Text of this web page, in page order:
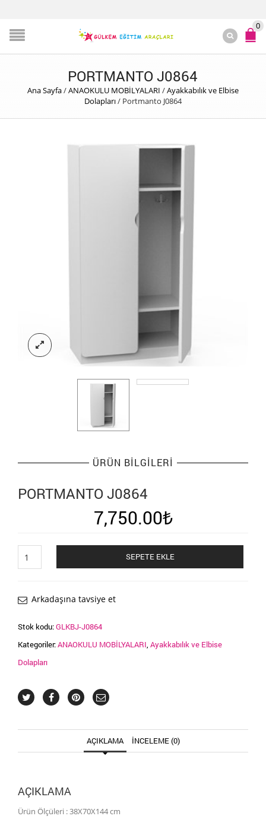
0
PORTMANTO J0864
Ana Sayfa/ANAOKULU MOBİLYALARI /Ayakkabılık ve Elbise
Dolapları/ Portmanto J0864
ÜRÜN BILGILERI
PORTMANTO J0864
7,750.00₺
J0864
SEPETE EKLE
Arkadaşına tavsiye et
Stok kodu:GLKBJ-J0864
Kategoriler:ANAOKULU MOBİLYALARI, Ayakkabılık ve Elbise
Dolapları
AÇIKLAMA İNCELEME (0)
AÇIKLAMA
Ürün Ölçüleri : 38X70X144 cm